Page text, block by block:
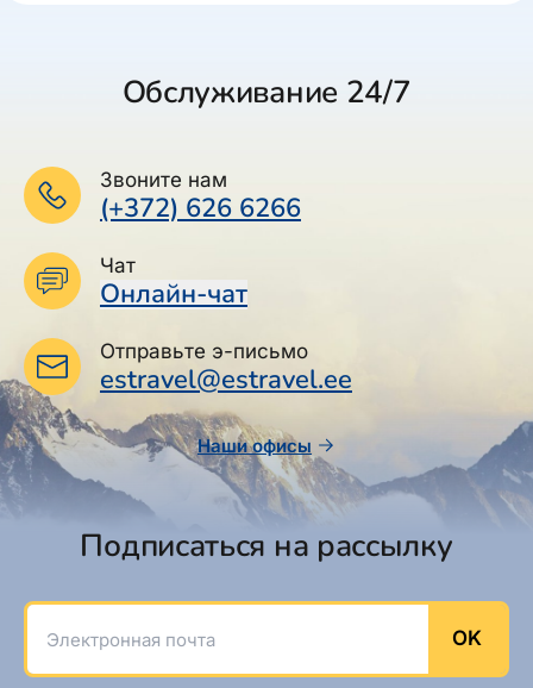
Обслуживание 24/7
Звоните нам
(+372) 626 6266
Чат
Онлайн-чат
Отправьте э-письмо
estravel@estravel.ee
Наши офисы
Подписаться на рассылку
Электронная почта
OK